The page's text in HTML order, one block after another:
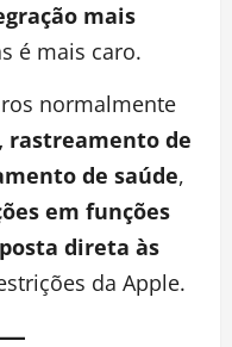
mais
é mais caro.
normalmente
rastreamento de
de saúde,
em funções
direta às
da Apple.